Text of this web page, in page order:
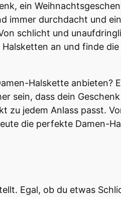
ein
immer durchdacht und
schlicht und
an und finde
Halskette anbieten?
sein, dass dein
zu jedem Anlass passt.
die perfekte Damen-
Egal, ob du etwas